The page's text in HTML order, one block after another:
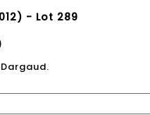
- Lot 289